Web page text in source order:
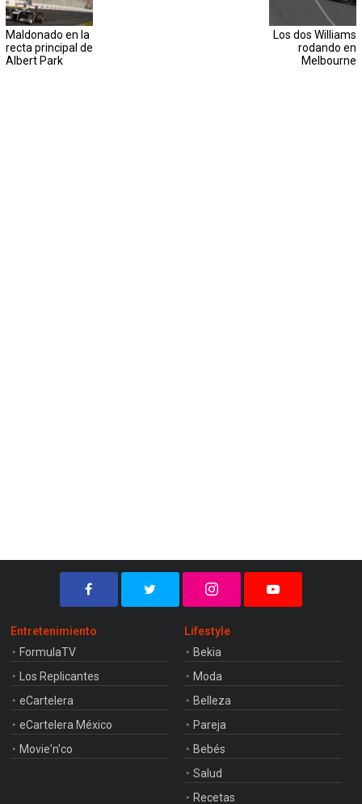
Maldonado en la
recta principal de
Albert Park
Los dos Williams
rodando en
Melbourne
Entretenimiento
FormulaTV
Los Replicantes
eCartelera
eCartelera México
Movie'n'co
Lifestyle
Bekia
Moda
Belleza
Pareja
Bebés
Salud
Recetas